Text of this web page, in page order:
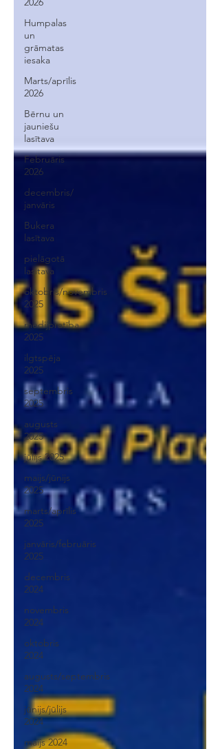
Humpalas
un
grāmatas
iesaka
Marts/aprīlis
2026
Bērnu un
jauniešu
lasītava
Februāris
2026
decembris/
janvāris
Bukera
lasītava
pielāgotā
lasītava
oktobris/novembris
2025
medijpratība
2025
ilgtspēja
2025
septembris
2025
augusts
2025
jūlijs 2025
maijs/jūnijs
2025
marts/aprīlis
2025
janvāris/februāris
2025
decembris
2024
novembris
2024
oktobris
2024
augusts/septembris
2024
jūnijs/jūlijs
2024
maijs 2024